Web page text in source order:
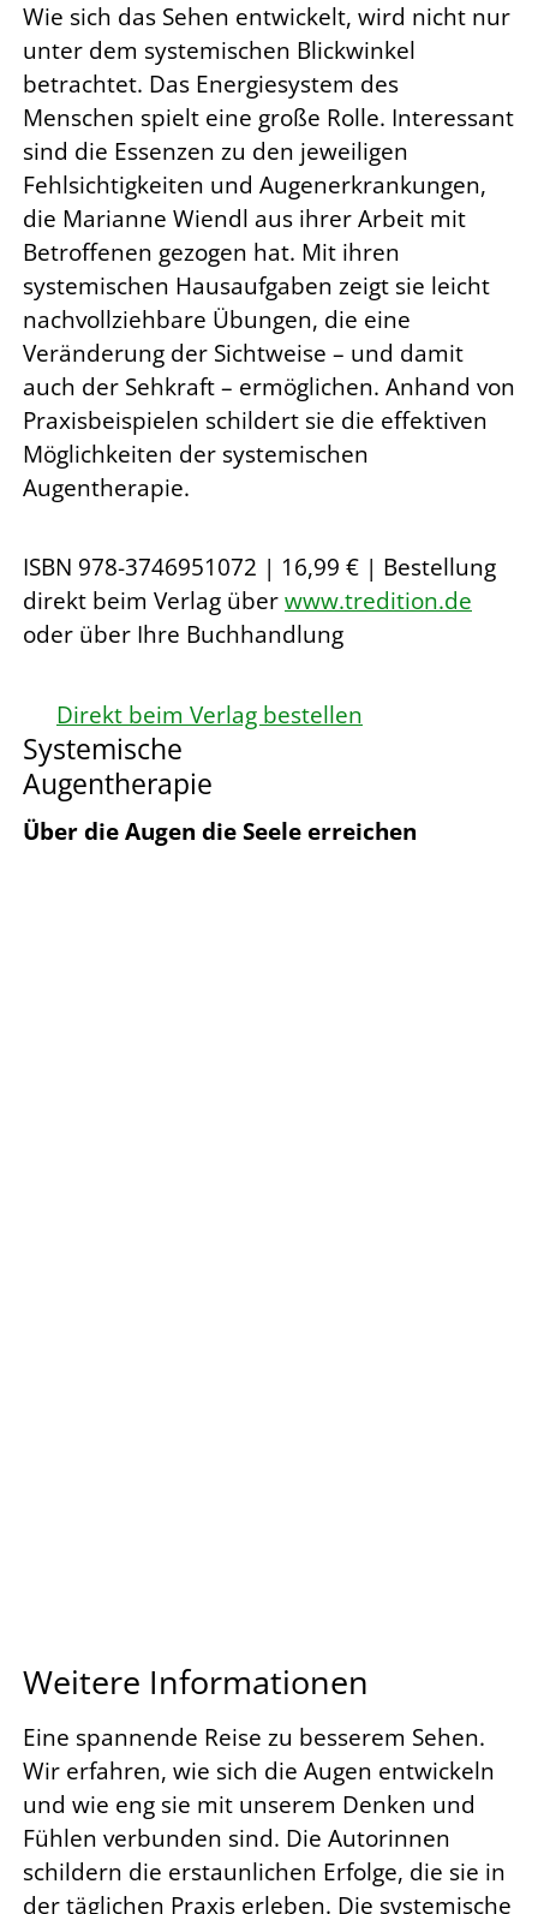
Wie sich das Sehen entwickelt, wird nicht nur
unter dem systemischen Blickwinkel
betrachtet. Das Energiesystem des
Menschen spielt eine große Rolle. Interessant
sind die Essenzen zu den jeweiligen
Fehlsichtigkeiten und Augenerkrankungen,
die Marianne Wiendl aus ihrer Arbeit mit
Betroffenen gezogen hat. Mit ihren
systemischen Hausaufgaben zeigt sie leicht
nachvollziehbare Übungen, die eine
Veränderung der Sichtweise – und damit
auch der Sehkraft – ermöglichen. Anhand von
Praxisbeispielen schildert sie die effektiven
Möglichkeiten der systemischen
Augentherapie.
ISBN 978-3746951072 | 16,99 € | Bestellung
direkt beim Verlag überwww.tredition.de
oder über Ihre Buchhandlung
Direkt beim Verlag bestellen
Systemische
Augentherapie
Über die Augen die Seele erreichen
Weitere Informationen
Eine spannende Reise zu besserem Sehen.
Wir erfahren, wie sich die Augen entwickeln
und wie eng sie mit unserem Denken und
Fühlen verbunden sind. Die Autorinnen
schildern die erstaunlichen Erfolge, die sie in
der täglichen Praxis erleben. Die systemische